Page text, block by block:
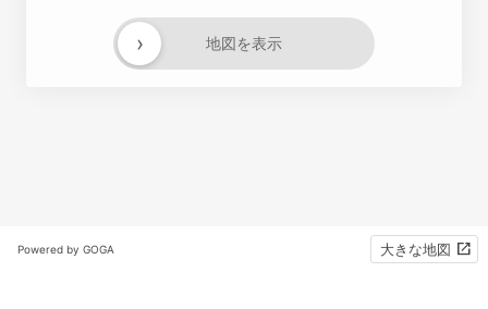
地図を表示
›
Powered by GOGA 大きな地図